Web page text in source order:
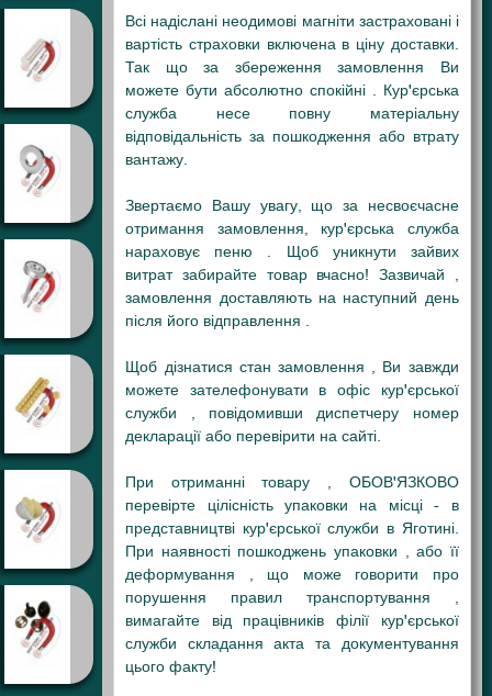
Всі надіслані неодимові магніти застраховані і
вартість страховки включена в ціну доставки.
Так що за збереження замовлення Ви
можете бути абсолютно спокійні . Кур'єрська
служба несе повну матеріальну
відповідальність за пошкодження або втрату
вантажу.
Звертаємо Вашу увагу, що за несвоєчасне
отримання замовлення, кур'єрська служба
нараховує пеню . Щоб уникнути зайвих
витрат забирайте товар вчасно! Зазвичай ,
замовлення доставляють на наступний день
після його відправлення .
Щоб дізнатися стан замовлення , Ви завжди
можете зателефонувати в офіс кур'єрської
служби , повідомивши диспетчеру номер
декларації або перевірити на сайті.
При отриманні товару , ОБОВ'ЯЗКОВО
перевірте цілісність упаковки на місці - в
представництві кур'єрської служби в Яготині.
При наявності пошкоджень упаковки , або її
деформування , що може говорити про
порушення правил транспортування ,
вимагайте від працівників філії кур'єрської
служби складання акта та документування
цього факту!